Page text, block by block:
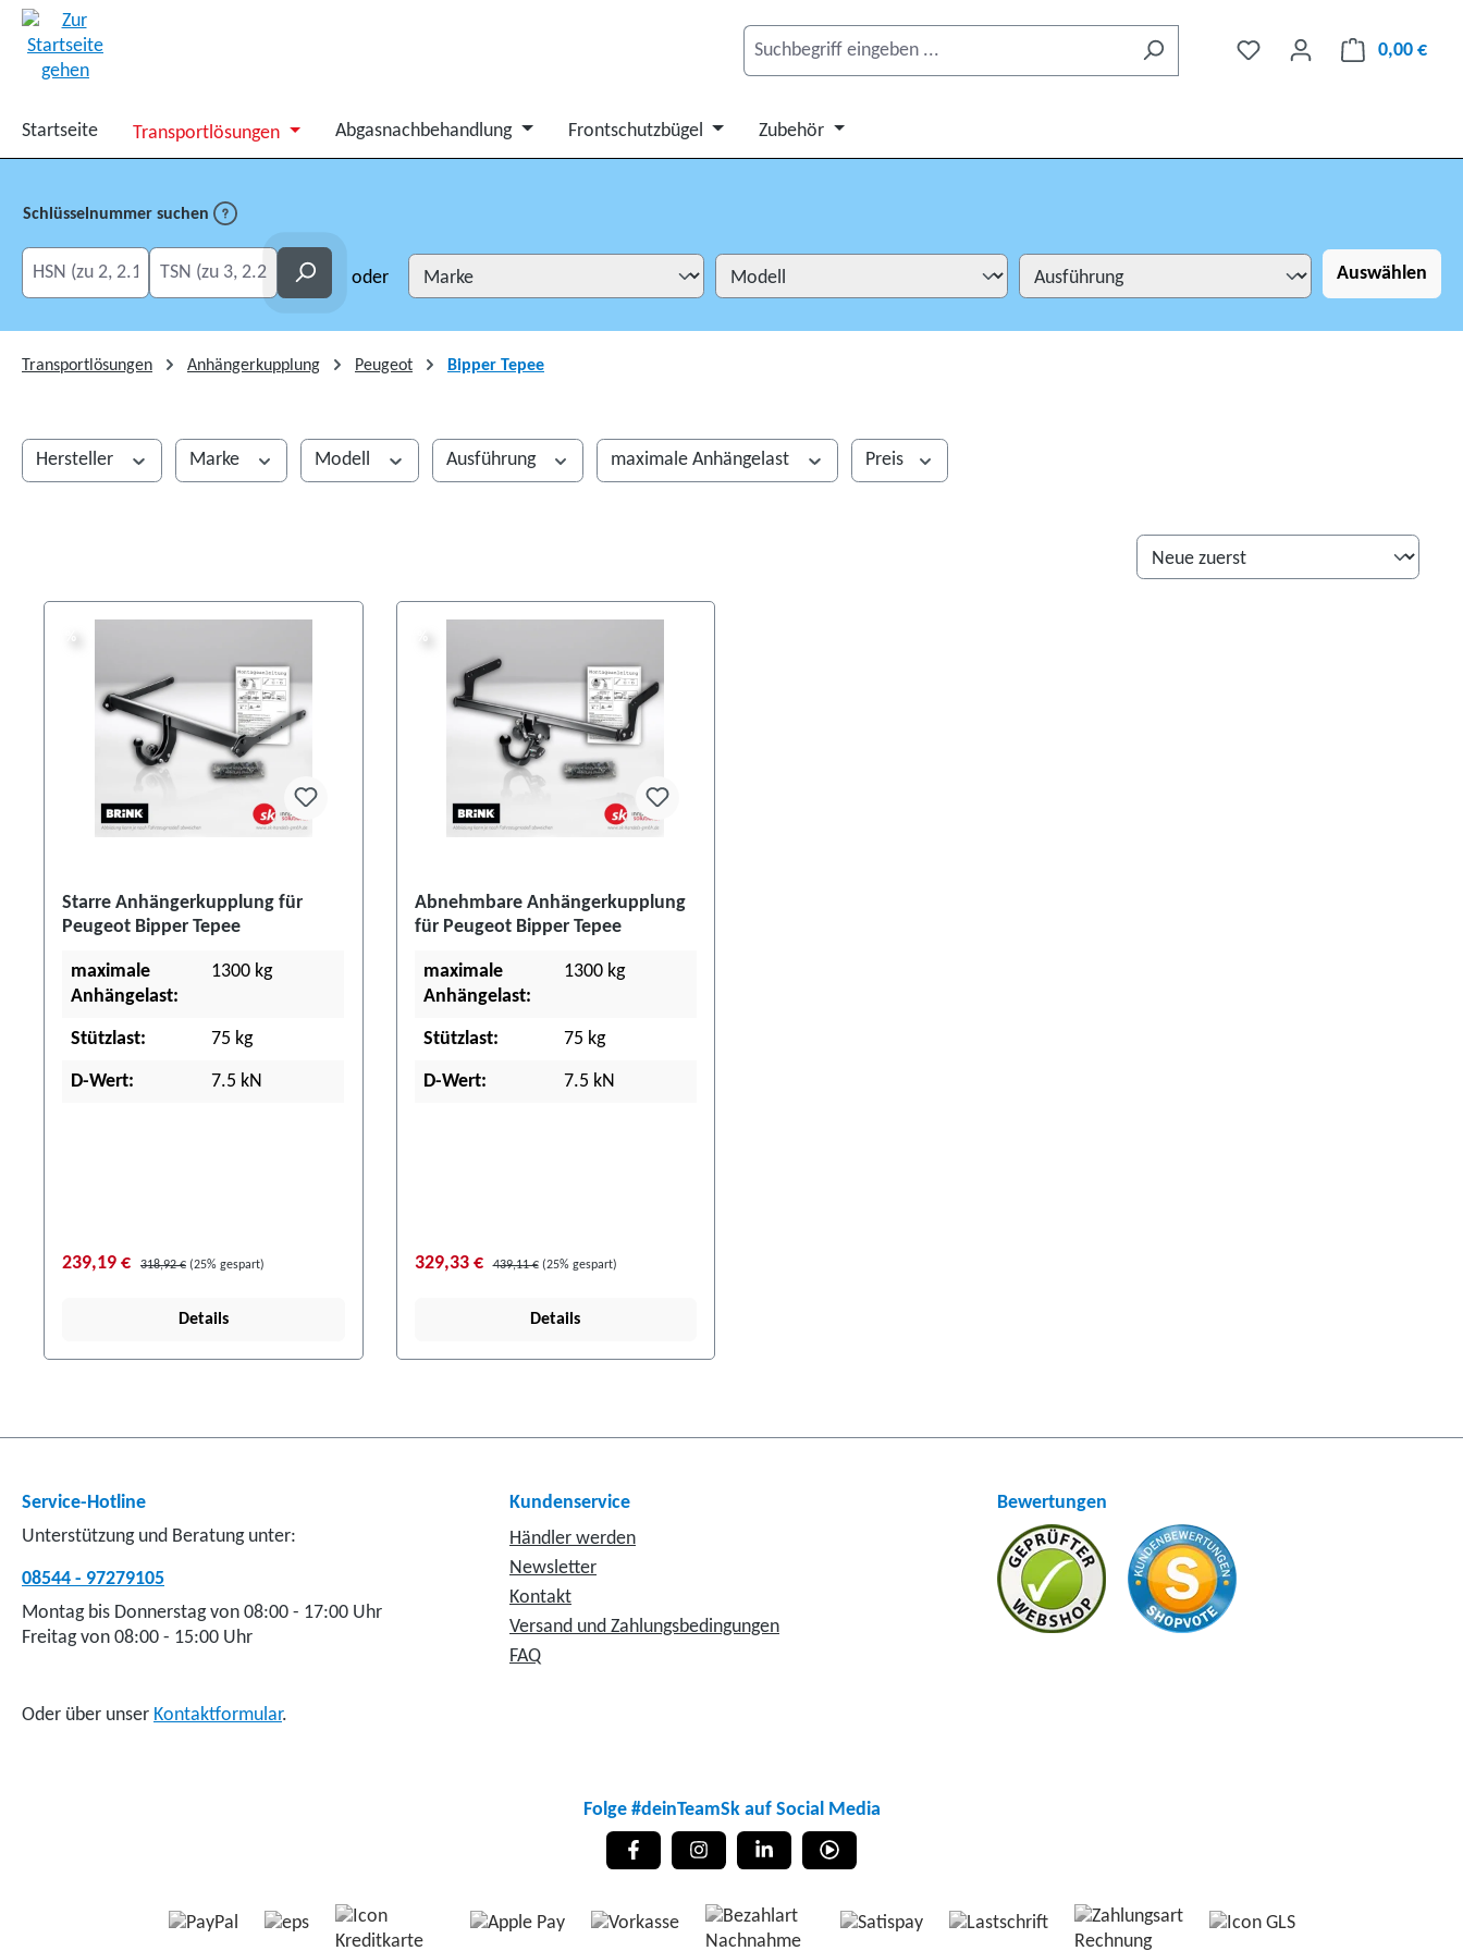
0,00 €
Startseite Transportlösungen Abgasnachbehandlung Frontschutzbügel Zubehör
Schlüsselnummer suchen
HSN eingeben
TSN eingeben Suchen oder Auswählen
Transportlösungen Anhängerkupplung Peugeot Bipper Tepee
Hersteller Marke Modell Ausführung maximale Anhängelast Preis
Starre Anhängerkupplung für
Peugeot Bipper Tepee
maximale
Anhängelast:
1300 kg
Stützlast: 75 kg
D-Wert: 7.5 kN
239,19 € 318,92 € (25% gespart)
Details
Abnehmbare Anhängerkupplung
für Peugeot Bipper Tepee
maximale
Anhängelast:
1300 kg
Stützlast: 75 kg
D-Wert: 7.5 kN
329,33 € 439,11 € (25% gespart)
Details
Service-Hotline
Unterstützung und Beratung unter:
08544 - 97279105
Montag bis Donnerstag von 08:00 - 17:00 Uhr
Freitag von 08:00 - 15:00 Uhr
Oder über unser Kontaktformular.
Kundenservice
Händler werden
Newsletter
Kontakt
Versand und Zahlungsbedingungen
FAQ
Bewertungen
Folge #deinTeamSk auf Social Media